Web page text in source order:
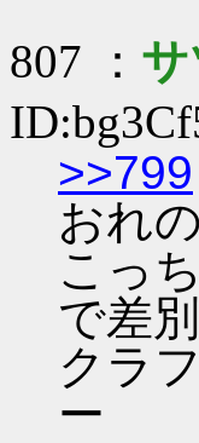
807 ：
>>799
おれ
こっ
で差
クラ
ー